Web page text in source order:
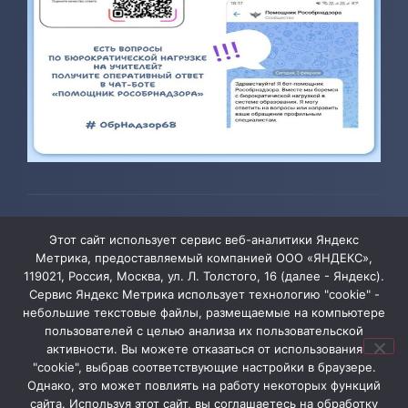
юношества»
Администрация сайта уведомляет, что информация,
содержащая персональные данные, размещена на
сайте ТОГБОУ ДО «Центр развития творчества детей
и юношества» в соответствии с Федеральным
Этот сайт использует сервис веб-аналитики Яндекс
Метрика, предоставляемый компанией ООО «ЯНДЕКС»,
119021, Россия, Москва, ул. Л. Толстого, 16 (далее - Яндекс).
Сервис Яндекс Метрика использует технологию "cookie" -
небольшие текстовые файлы, размещаемые на компьютере
пользователей с целью анализа их пользовательской
активности. Вы можете отказаться от использования
"cookie", выбрав соответствующие настройки в браузере.
Однако, это может повлиять на работу некоторых функций
сайта. Используя этот сайт, вы соглашаетесь на обработку